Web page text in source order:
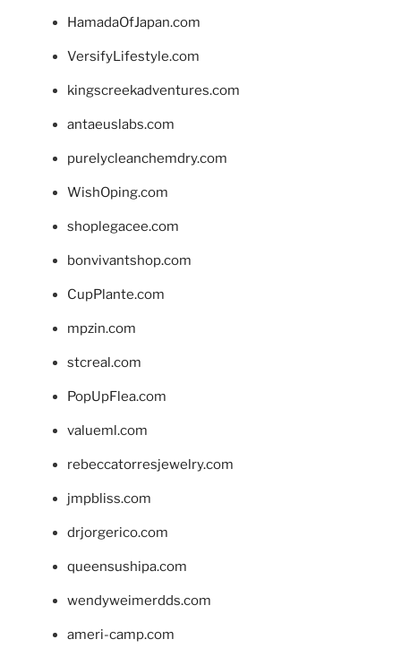
HamadaOfJapan.com
VersifyLifestyle.com
kingscreekadventures.com
antaeuslabs.com
purelycleanchemdry.com
WishOping.com
shoplegacee.com
bonvivantshop.com
CupPlante.com
mpzin.com
stcreal.com
PopUpFlea.com
valueml.com
rebeccatorresjewelry.com
jmpbliss.com
drjorgerico.com
queensushipa.com
wendyweimerdds.com
ameri-camp.com